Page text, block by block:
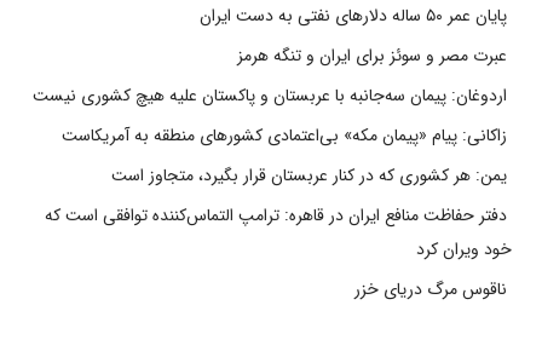
پایان عمر ۵۰ ساله دلارهای نفتی به دست ایران
عبرت مصر و سوئز برای ایران و تنگه هرمز
اردوغان: پیمان سه‌جانبه با عربستان و پاکستان علیه هیچ کشوری نیست
زاکانی: پیام «پیمان مکه» بی‌اعتمادی کشورهای منطقه به آمریکاست
یمن: هر کشوری که در کنار عربستان قرار بگیرد، متجاوز است
دفتر حفاظت منافع ایران در قاهره: ترامپ التماس‌کننده توافقی است که
خود ویران کرد
ناقوس مرگ دریای خزر